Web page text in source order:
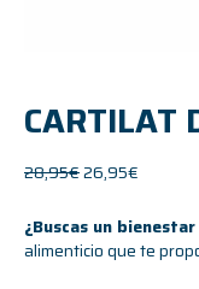
CARTILAT
28,95€26,95€
¿Buscas un
alimenticio que te